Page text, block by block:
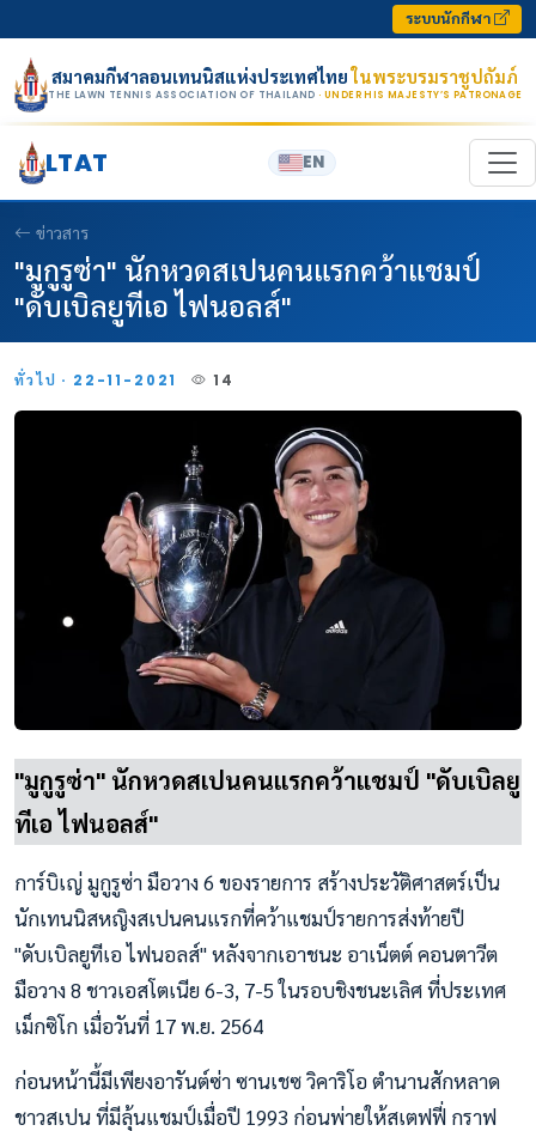
ระบบนักกีฬา
สมาคมกีฬาลอนเทนนิสแห่งประเทศไทยในพระบรมราชูปถัมภ์
THE LAWN TENNIS ASSOCIATION OF THAILAND · UNDER HIS MAJESTY’S PATRONAGE
LTAT EN
ข่าวสาร
"มูกูรูซ่า" นักหวดสเปนคนแรกคว้าแชมป์
"ดับเบิลยูทีเอ ไฟนอลส์"
ทั่วไป · 22-11-2021 14
"มูกูรูซ่า" นักหวดสเปนคนแรกคว้าแชมป์ "ดับเบิลยู
ทีเอ ไฟนอลส์"
การ์บิเญ่ มูกูรูซ่า มือวาง 6 ของรายการ สร้างประวัติศาสตร์เป็น
นักเทนนิสหญิงสเปนคนแรกที่คว้าแชมป์รายการส่งท้ายปี
"ดับเบิลยูทีเอ ไฟนอลส์" หลังจากเอาชนะ อาเน็ตต์ คอนตาวีต
มือวาง 8 ชาวเอสโตเนีย 6-3, 7-5 ในรอบชิงชนะเลิศ ที่ประเทศ
เม็กซิโก เมื่อวันที่ 17 พ.ย. 2564
ก่อนหน้านี้มีเพียงอารันต์ซ่า ซานเชซ วิคาริโอ ตำนานสักหลาด
ชาวสเปน ที่มีลุ้นแชมป์เมื่อปี 1993 ก่อนพ่ายให้สเตฟฟี่ กราฟ